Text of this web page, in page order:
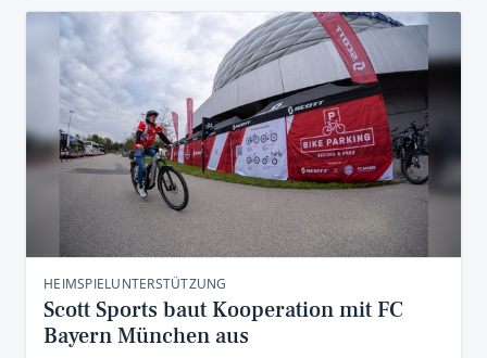
HEIMSPIELUNTERSTÜTZUNG
Scott Sports baut Kooperation mit FC
Bayern München aus